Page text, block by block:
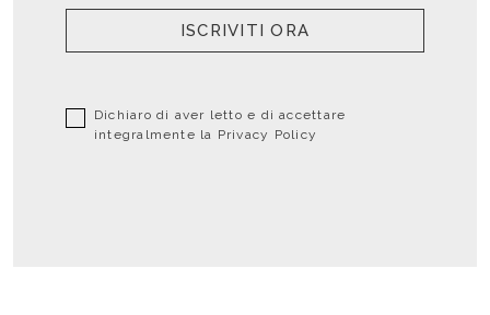
ISCRIVITI ORA
Dichiaro di aver letto e di accettare
integralmente la Privacy Policy